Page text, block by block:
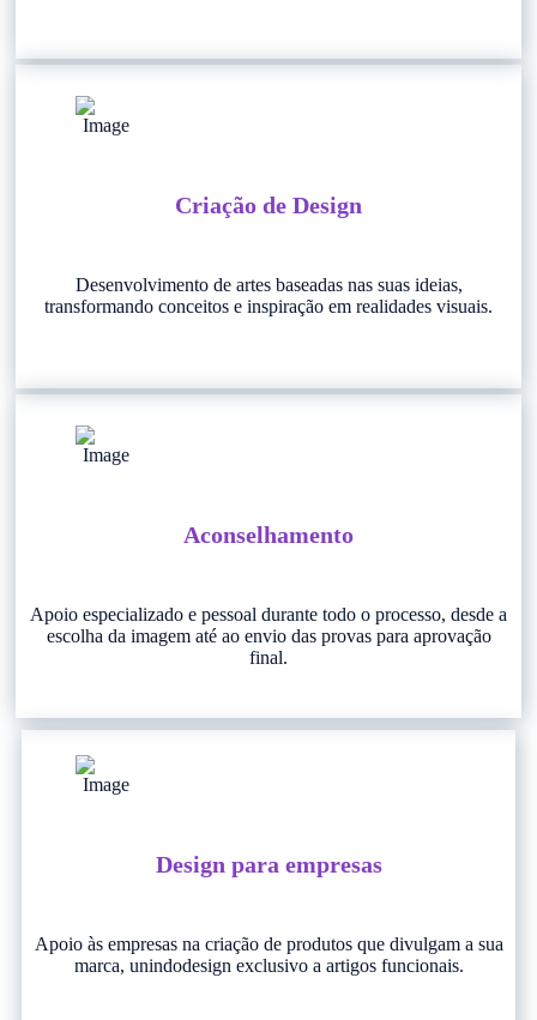
Criação de Design
Desenvolvimento de artes baseadas nas suas ideias,
transformando conceitos e inspiração em realidades visuais.
Aconselhamento
Apoio especializado e pessoal durante todo o processo, desde a
escolha da imagem até ao envio das provas para aprovação
final.
Design para empresas
Apoio às empresas na criação de produtos que divulgam a sua
marca, unindodesign exclusivo a artigos funcionais.